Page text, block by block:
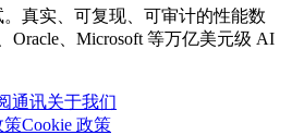
真实、可复现、可审计的性能数
Oracle、Microsoft 等万亿美元级 AI
通讯关于我们
策Cookie 政策